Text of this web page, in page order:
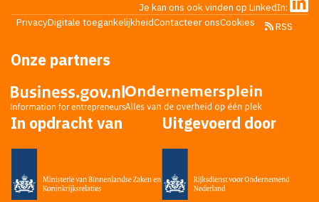
Je kan ons ook vinden op LinkedIn:
PrivacyDigitale toegankelijkheidContacteer onsCookies RSS
Onze partners
In opdracht van Uitgevoerd door